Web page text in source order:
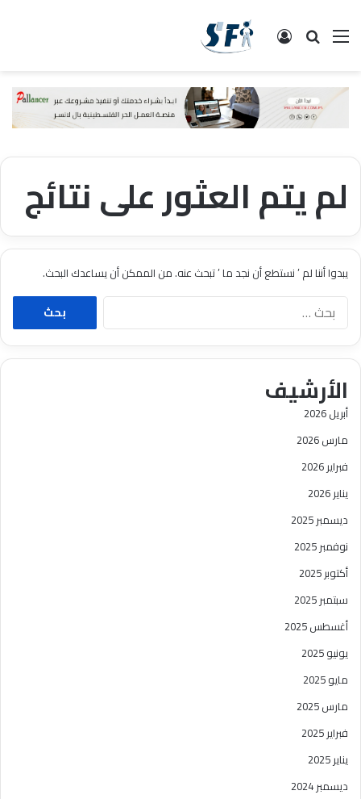
القائمة البحث تسجيل الدخول
لم يتم العثور على نتائج
يبدوا أننا لم ’ نستطع أن نجد ما ’ تبحث عنه. من الممكن أن يساعدك البحث.
ا
ح
الأرشيف
أبريل 2026
مارس 2026
فبراير 2026
يناير 2026
ديسمبر 2025
نوفمبر 2025
أكتوبر 2025
سبتمبر 2025
أغسطس 2025
يونيو 2025
مايو 2025
مارس 2025
فبراير 2025
يناير 2025
ديسمبر 2024